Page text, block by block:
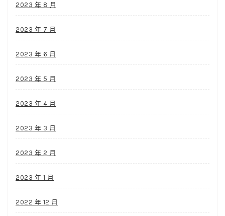
2023 年 8 月
2023 年 7 月
2023 年 6 月
2023 年 5 月
2023 年 4 月
2023 年 3 月
2023 年 2 月
2023 年 1 月
2022 年 12 月